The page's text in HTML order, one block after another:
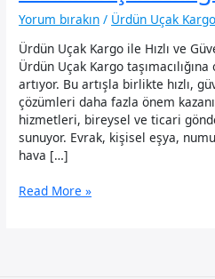
Yorum bırakın / Ürdün Uçak Kargo
Ürdün Uçak Kargo ile Hızlı ve
Ürdün Uçak Kargo
artıyor. Bu artışla birlikte hızlı,
çözümleri daha fazla önem
hizmetleri, bireysel ve ticari
sunuyor. Evrak, kişisel eşya,
hava […]
Ürdün
Read More »